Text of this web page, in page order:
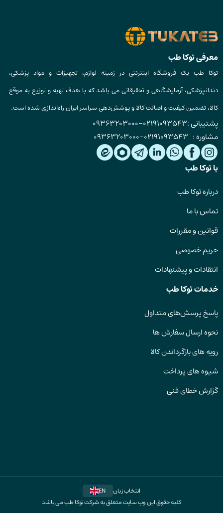
معرفی توکا طب
توکا طب یک فروشگاه اینترنتی در زمینه لوازم، تجهیزات و مواد پزشکی،
دندانپزشکی، آزمایشگاهی و تحقیقاتی می باشد که با هدف تهیه و توزیع به موقع
کالا، تضمین کیفیت و اصالت کالا و پوشش‌دهی سراسر ایران راه‌اندازی شده است.
پشتیبانی :02191093543
-
09363203000
مشاوره : 02191093543
-
09363203000
با توکا طب
درباره توکا طب
تماس با ما
قوانین و مقررات
حریم خصوصی
انتقادات و پیشنهادات
خدمات توکا طب
پاسخ پرسش‌های متداول
نحوه ارسال سفارش ها
رویه های بازگرداندن کالا
شیوه های پرداخت
گزارش خطای فنی
انتخاب زبان
EN
کلیه حقوق این وب سایت متعلق به شرکت توکا طب می باشد